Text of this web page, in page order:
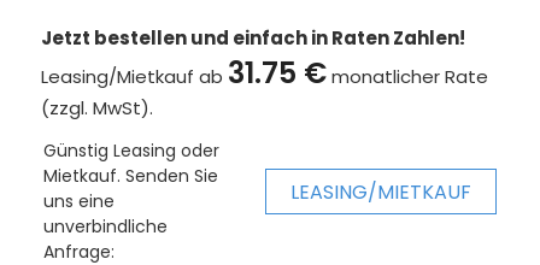
Jetzt bestellen und einfach in Raten Zahlen!
Leasing/Mietkauf ab 31.75 €monatlicher Rate
(zzgl. MwSt).
Günstig Leasing oder
Mietkauf. Senden Sie
uns eine
unverbindliche
Anfrage:
LEASING/MIETKAUF